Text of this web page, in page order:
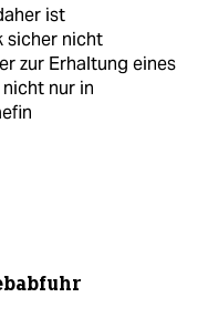
ist
sicher nicht
zur Erhaltung eines
nur in